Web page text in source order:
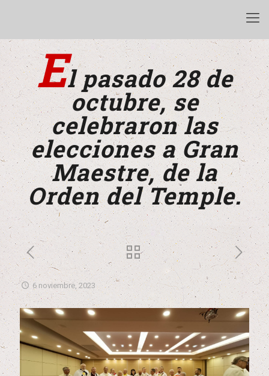
El pasado 28 de
octubre, se
celebraron las
elecciones a Gran
Maestre, de la
Orden del Temple.
6 noviembre, 2023